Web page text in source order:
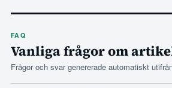
FAQ
Vanliga frågor om
Frågor och svar genererade automatiskt